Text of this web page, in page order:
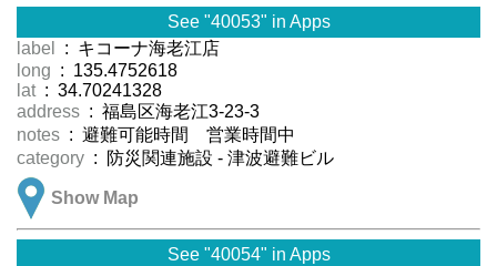
See "40053" in Apps
label
: キコーナ海老江店
long : 135.4752618
lat : 34.70241328
address : 福島区海老江3-23-3
notes : 避難可能時間 営業時間中
category : 防災関連施設 - 津波避難ビル
Show Map
See "40054" in Apps